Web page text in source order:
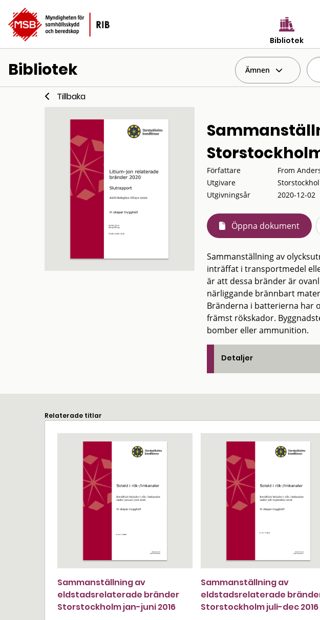
Bibliotek
Bibliotek Ämnen
Tillbaka
Författare
From
Utgivare
Utgivningsår
2020-12-02
Öppna dokument
Sammanställning av
inträffat i transportmedel
är att dessa bränder är
närliggande brännbart
Bränderna i batterierna har
främst rökskador.
bomber eller ammunition.
Detaljer
Relaterade titlar
Sammanställning av
eldstadsrelaterade bränder
Storstockholm jan-juni 2016
Sammanställning av
eldstadsrelaterade
Storstockholm juli-dec 2016